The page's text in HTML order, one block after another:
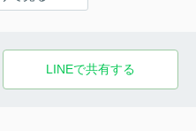
LINEで共有する